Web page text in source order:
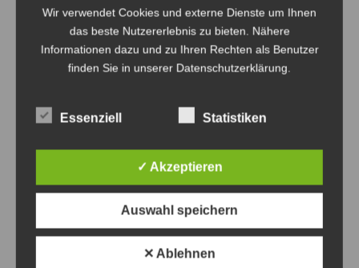
Amtliche Bekanntmachung der Stadt
Sehnde: Gremiensitzungen
13. Februar 2026
Wir verwendet Cookies und externe Dienste um Ihnen
das beste Nutzererlebnis zu bieten. Nähere
Informationen dazu und zu Ihren Rechten als Benutzer
finden Sie in unserer Datenschutzerklärung.
Essenziell Statistiken
✓ Akzeptieren
Auswahl speichern
✕ Ablehnen